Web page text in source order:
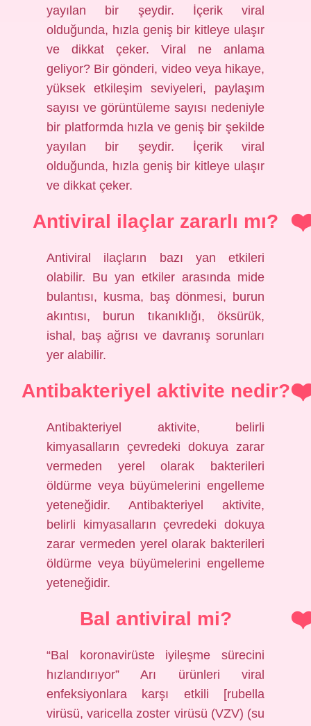
yayılan bir şeydir. İçerik viral
olduğunda, hızla geniş bir kitleye ulaşır
ve dikkat çeker. Viral ne anlama
geliyor? Bir gönderi, video veya hikaye,
yüksek etkileşim seviyeleri, paylaşım
sayısı ve görüntüleme sayısı nedeniyle
bir platformda hızla ve geniş bir şekilde
yayılan bir şeydir. İçerik viral
olduğunda, hızla geniş bir kitleye ulaşır
ve dikkat çeker.
Antiviral ilaçlar zararlı mı?
Antiviral ilaçların bazı yan etkileri
olabilir. Bu yan etkiler arasında mide
bulantısı, kusma, baş dönmesi, burun
akıntısı, burun tıkanıklığı, öksürük,
ishal, baş ağrısı ve davranış sorunları
yer alabilir.
Antibakteriyel aktivite nedir?
Antibakteriyel aktivite, belirli
kimyasalların çevredeki dokuya zarar
vermeden yerel olarak bakterileri
öldürme veya büyümelerini engelleme
yeteneğidir. Antibakteriyel aktivite,
belirli kimyasalların çevredeki dokuya
zarar vermeden yerel olarak bakterileri
öldürme veya büyümelerini engelleme
yeteneğidir.
Bal antiviral mi?
“Bal koronavirüste iyileşme sürecini
hızlandırıyor” Arı ürünleri viral
enfeksiyonlara karşı etkili [rubella
virüsü, varicella zoster virüsü (VZV) (su